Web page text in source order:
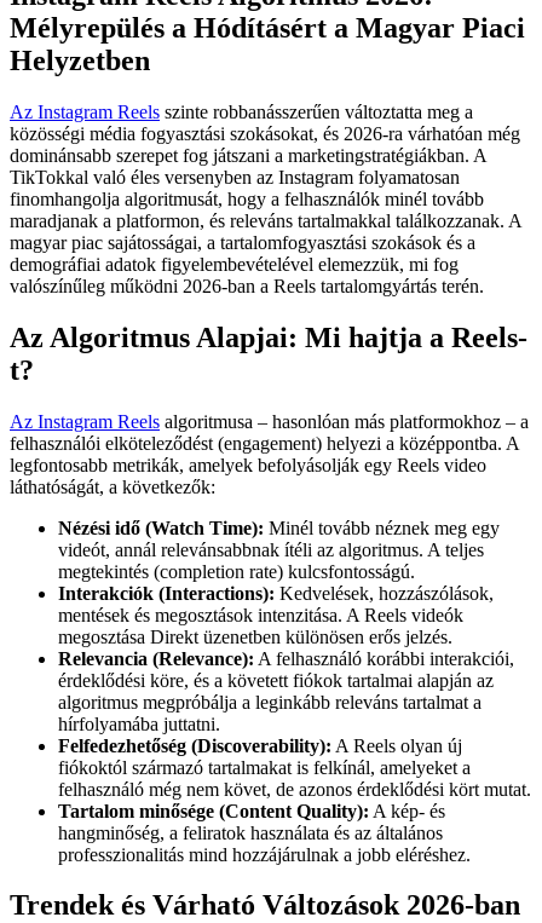
Mélyrepülés a Hódításért a Magyar Piaci
Helyzetben
Az Instagram Reels szinte robbanásszerűen változtatta meg a
közösségi média fogyasztási szokásokat, és 2026-ra várhatóan még
dominánsabb szerepet fog játszani a marketingstratégiákban. A
TikTokkal való éles versenyben az Instagram folyamatosan
finomhangolja algoritmusát, hogy a felhasználók minél tovább
maradjanak a platformon, és releváns tartalmakkal találkozzanak. A
magyar piac sajátosságai, a tartalomfogyasztási szokások és a
demográfiai adatok figyelembevételével elemezzük, mi fog
valószínűleg működni 2026-ban a Reels tartalomgyártás terén.
Az Algoritmus Alapjai: Mi hajtja a Reels-
t?
Az Instagram Reels algoritmusa – hasonlóan más platformokhoz – a
felhasználói elköteleződést (engagement) helyezi a középpontba. A
legfontosabb metrikák, amelyek befolyásolják egy Reels video
láthatóságát, a következők:
Nézési idő (Watch Time): Minél tovább néznek meg egy
videót, annál relevánsabbnak ítéli az algoritmus. A teljes
megtekintés (completion rate) kulcsfontosságú.
Interakciók (Interactions): Kedvelések, hozzászólások,
mentések és megosztások intenzitása. A Reels videók
megosztása Direkt üzenetben különösen erős jelzés.
Relevancia (Relevance): A felhasználó korábbi interakciói,
érdeklődési köre, és a követett fiókok tartalmai alapján az
algoritmus megpróbálja a leginkább releváns tartalmat a
hírfolyamába juttatni.
Felfedezhetőség (Discoverability): A Reels olyan új
fiókoktól származó tartalmakat is felkínál, amelyeket a
felhasználó még nem követ, de azonos érdeklődési kört mutat.
Tartalom minősége (Content Quality): A kép- és
hangminőség, a feliratok használata és az általános
professzionalitás mind hozzájárulnak a jobb eléréshez.
Trendek és Várható Változások 2026-ban